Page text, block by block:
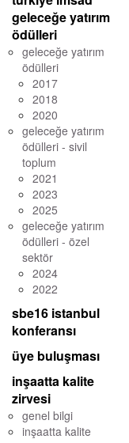
geleceğe yatırım
ödülleri
geleceğe yatırım
ödülleri
2017
2018
2020
geleceğe yatırım
ödülleri - sivil
toplum
2021
2023
2025
geleceğe yatırım
ödülleri - özel
sektör
2024
2022
sbe16 istanbul
konferansı
üye buluşması
inşaatta kalite
zirvesi
genel bilgi
inşaatta kalite